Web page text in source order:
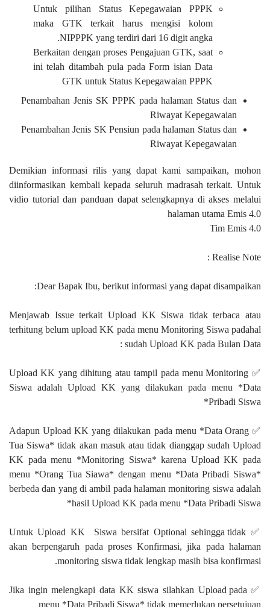
Untuk pilihan Status Kepegawaian PPPK
maka GTK terkait harus mengisi kolom
NIPPPK yang terdiri dari 16 digit angka.
Berkaitan dengan proses Pengajuan GTK, saat
ini telah ditambah pula pada Form isian Data
GTK untuk Status Kepegawaian PPPK
Penambahan Jenis SK PPPK pada halaman Status dan
Riwayat Kepegawaian
Penambahan Jenis SK Pensiun pada halaman Status dan
Riwayat Kepegawaian
Demikian informasi rilis yang dapat kami sampaikan, mohon
diinformasikan kembali kepada seluruh madrasah terkait. Untuk
vidio tutorial dan panduan dapat selengkapnya di akses melalui
halaman utama Emis 4.0
Tim Emis 4.0
Realise Note :
Dear Bapak Ibu, berikut informasi yang dapat disampaikan:
Menjawab Issue terkait Upload KK Siswa tidak terbaca atau
terhitung belum upload KK pada menu Monitoring Siswa padahal
sudah Upload KK pada Bulan Data :
✅ Upload KK yang dihitung atau tampil pada menu Monitoring
Siswa adalah Upload KK yang dilakukan pada menu *Data
Pribadi Siswa*
✅ Adapun Upload KK yang dilakukan pada menu *Data Orang
Tua Siswa* tidak akan masuk atau tidak dianggap sudah Upload
KK pada menu *Monitoring Siswa* karena Upload KK pada
menu *Orang Tua Siawa* dengan menu *Data Pribadi Siswa*
berbeda dan yang di ambil pada halaman monitoring siswa adalah
hasil Upload KK pada menu *Data Pribadi Siswa*
✅ Untuk Upload KK Siswa bersifat Optional sehingga tidak
akan berpengaruh pada proses Konfirmasi, jika pada halaman
monitoring siswa tidak lengkap masih bisa konfirmasi.
✅ Jika ingin melengkapi data KK siswa silahkan Upload pada
menu *Data Pribadi Siswa* tidak memerlukan persetujuan